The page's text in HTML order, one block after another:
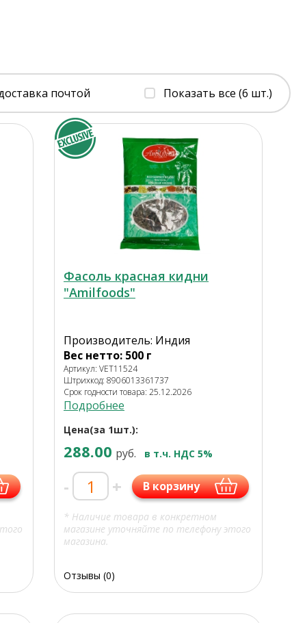
почтой Показать все (6 шт.)
Фасоль красная кидни
"Amilfoods"
Производитель: Индия
Вес нетто: 500 г
Артикул: VET11524
Штрихкод: 8906013361737
Срок годности товара: 25.12.2026
Подробнее
Цена(за 1шт.):
288.00 руб. в т.ч. НДС 5%
- + В корзину
* Наличие товара в конкретном
магазине уточняйте по телефону этого
магазина.
Отзывы (0)